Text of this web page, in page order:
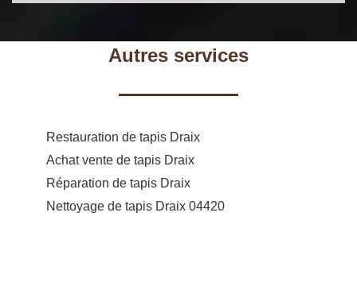
Autres services
Restauration de tapis Draix
Achat vente de tapis Draix
Réparation de tapis Draix
Nettoyage de tapis Draix 04420